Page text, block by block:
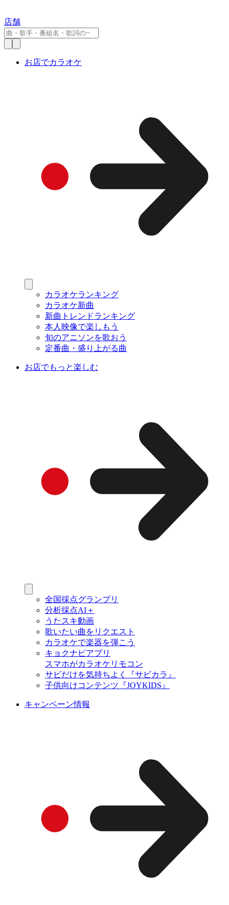
店舗
お店でカラオケ
カラオケランキング
カラオケ新曲
新曲トレンドランキング
本人映像で楽しもう
旬のアニソンを歌おう
定番曲・盛り上がる曲
お店でもっと楽しむ
全国採点グランプリ
分析採点AI＋
うたスキ動画
歌いたい曲をリクエスト
カラオケで楽器を弾こう
キョクナビアプリ
スマホがカラオケリモコン
サビだけを気持ちよく『サビカラ』
子供向けコンテンツ『JOYKIDS』
キャンペーン情報